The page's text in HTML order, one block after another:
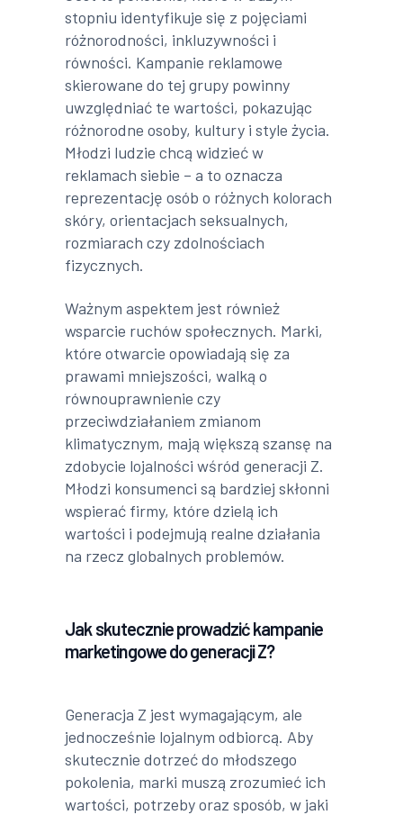
stopniu identyfikuje się z pojęciami
różnorodności, inkluzywności i
równości. Kampanie reklamowe
skierowane do tej grupy powinny
uwzględniać te wartości, pokazując
różnorodne osoby, kultury i style życia.
Młodzi ludzie chcą widzieć w
reklamach siebie – a to oznacza
reprezentację osób o różnych kolorach
skóry, orientacjach seksualnych,
rozmiarach czy zdolnościach
fizycznych.
Ważnym aspektem jest również
wsparcie ruchów społecznych. Marki,
które otwarcie opowiadają się za
prawami mniejszości, walką o
równouprawnienie czy
przeciwdziałaniem zmianom
klimatycznym, mają większą szansę na
zdobycie lojalności wśród generacji Z.
Młodzi konsumenci są bardziej skłonni
wspierać firmy, które dzielą ich
wartości i podejmują realne działania
na rzecz globalnych problemów.
Jak skutecznie prowadzić kampanie
marketingowe do generacji Z?
Generacja Z jest wymagającym, ale
jednocześnie lojalnym odbiorcą. Aby
skutecznie dotrzeć do młodszego
pokolenia, marki muszą zrozumieć ich
wartości, potrzeby oraz sposób, w jaki